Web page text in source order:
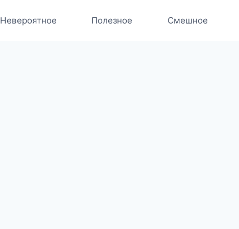
Невероятное Полезное Смешное